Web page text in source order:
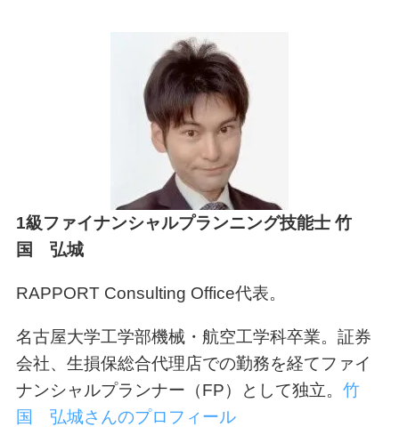
1級ファイナンシャルプランニング技能士 竹
国 弘城
RAPPORT Consulting Office代表。
名古屋大学工学部機械・航空工学科卒業。証券
会社、生損保総合代理店での勤務を経てファイ
ナンシャルプランナー（FP）として独立。 竹
国 弘城さんのプロフィール